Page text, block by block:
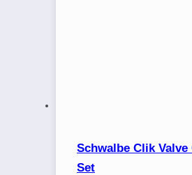
Schwalbe Clik
Set